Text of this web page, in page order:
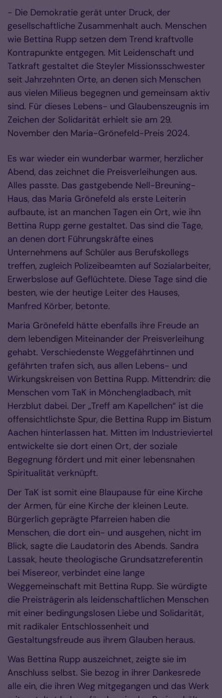
- Die Demokratie gerät unter Druck, der
gesellschaftliche Zusammenhalt auch. Menschen
wie Bettina Rupp setzen dem Trend kraftvolle
Kontrapunkte entgegen. Mit Leidenschaft und
Tatkraft gestaltet die Steyler Missionsschwester
seit Jahrzehnten Orte, an denen sich Menschen
aus vielen Milieus begegnen und gemeinsam aktiv
sind. Für dieses Lebens- und Glaubenszeugnis im
Zeichen der Solidarität erhielt sie am 29.
November den Maria-Grönefeld-Preis 2024.
Es war wieder ein wunderbar warmer, herzlicher
Abend, das zeichnet die Preisverleihungen aus.
Alles passte. Das gastgebende Nell-Breuning-
Haus, das Maria Grönefeld als erste Leiterin
aufbaute, ist an manchen Tagen ein Ort, wie ihn
Bettina Rupp gerne gestaltet. Das sind die Tage,
an denen dort Führungskräfte eines
Unternehmens auf Schüler aus Berufskollegs
treffen, zugleich Polizeibeamten auf Sozialarbeiter,
Erwerbslose auf Geflüchtete. Diese Tage sind die
besten, wie der heutige Leiter des Hauses,
Manfred Körber, betonte.
Maria Grönefeld hätte ebenfalls ihre Freude an
dem lebendigen Miteinander der Preisverleihung
gehabt. Verschiedenste Weggefährtinnen und
gefährten trafen sich, aus allen Lebens- und
Wirkungskreisen von Bettina Rupp. Mittendrin: die
Menschen vom TaK in Mönchengladbach, mit
Herzblut dabei. Der „Treff am Kapellchen“ ist die
offensichtlichste Spur, die Bettina Rupp im Bistum
Aachen hinterlassen hat. Mitten im Industrieviertel
entwickelte sie dort einen Ort, der soziale
Begegnung fördert und mit einer lebensnahen
Spiritualität verknüpft.
Der TaK ist somit eine Blaupause für eine Kirche
der Armen, für eine Kirche der kleinen Leute.
Bürgerlich geprägte Pfarreien haben die
Menschen, die dort ein- und ausgehen, nicht im
Blick, sagte die Laudatorin des Abends. Sandra
Lassak, heute theologische Grundsatzreferentin
bei Misereor, verbindet eine lange
Weggemeinschaft mit Bettina Rupp. Sie würdigte
die Preisträgerin als leidenschaftlichen Menschen
mit einer bedingungslosen Liebe und Solidarität,
mit radikaler Entschlossenheit und
Gestaltungsfreude aus ihrem Glauben heraus.
Was Bettina Rupp auszeichnet, zeigte sie im
Anschluss selbst. Sie bezog in ihrer Dankesrede
alle ein, die ihren Weg mitgegangen und das Werk